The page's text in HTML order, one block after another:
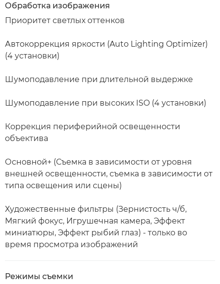
Обработка изображения
Приоритет светлых оттенков
Автокоррекция яркости (Auto Lighting Optimizer)
(4 установки)
Шумоподавление при длительной выдержке
Шумоподавление при высоких ISO (4 установки)
Коррекция периферийной освещенности
объектива
Основной+ (Съемка в зависимости от уровня
внешней освещенности, съемка в зависимости от
типа освещения или сцены)
Художественные фильтры (Зернистость ч/б,
Мягкий фокус, Игрушечная камера, Эффект
миниатюры, Эффект рыбий глаз) - только во
время просмотра изображений
Режимы съемки